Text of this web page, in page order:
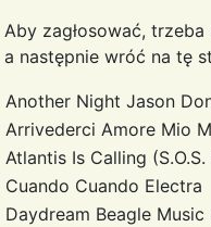
Aby zagłosować,
a następnie wróć na tę
Another Night Jason
Arrivederci Amore Mio
Atlantis Is Calling
Cuando Cuando Electra
Daydream Beagle Music